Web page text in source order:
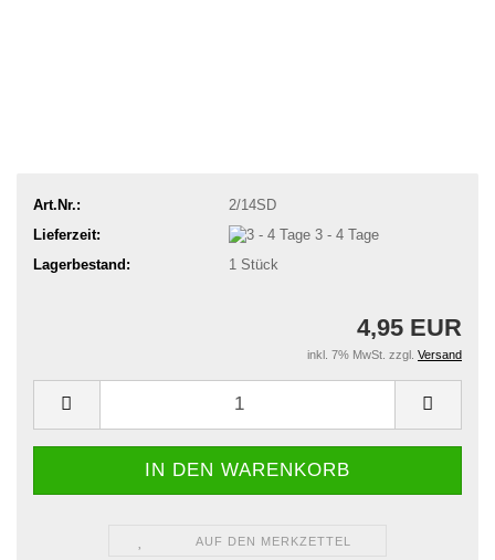
Art.Nr.:
2/14SD
Lieferzeit:
3 - 4 Tage
Lagerbestand:
1 Stück
4,95 EUR
inkl. 7% MwSt. zzgl. Versand
AUF DEN MERKZETTEL